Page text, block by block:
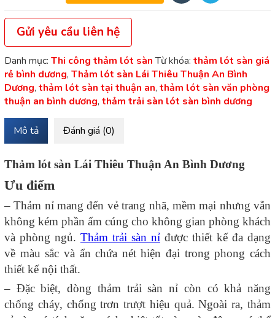
Gửi yêu cầu liên hệ
Danh mục: Thi công thảm lót sàn Từ khóa: thảm lót sàn giá
rẻ bình dương, Thảm lót sàn Lái Thiêu Thuận An Bình
Dương, thảm lót sàn tại thuận an, thảm lót sàn văn phòng
thuận an bình dương, thảm trải sàn lót sàn bình dương
Mô tả Đánh giá (0)
Thảm lót sàn Lái Thiêu Thuận An Bình Dương
Ưu điểm
– Thảm nỉ mang đến vẻ trang nhã, mềm mại nhưng vẫn
không kém phần ấm cúng cho không gian phòng khách
và phòng ngủ. Thảm trải sàn nỉ được thiết kế đa dạng
về màu sắc và ẩn chứa nét hiện đại trong phong cách
thiết kế nội thất.
– Đặc biệt, dòng thảm trải sàn nỉ còn có khả năng
chống cháy, chống trơn trượt hiệu quả. Ngoài ra, thảm